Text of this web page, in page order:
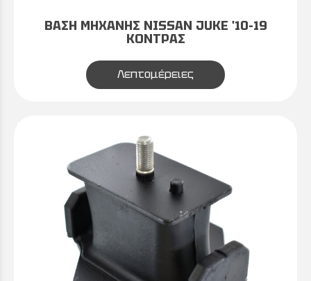
ΒΑΣΗ ΜΗΧΑΝΗΣ NISSAN JUKE '10-19
ΚΟΝΤΡΑΣ
Λεπτομέρειες